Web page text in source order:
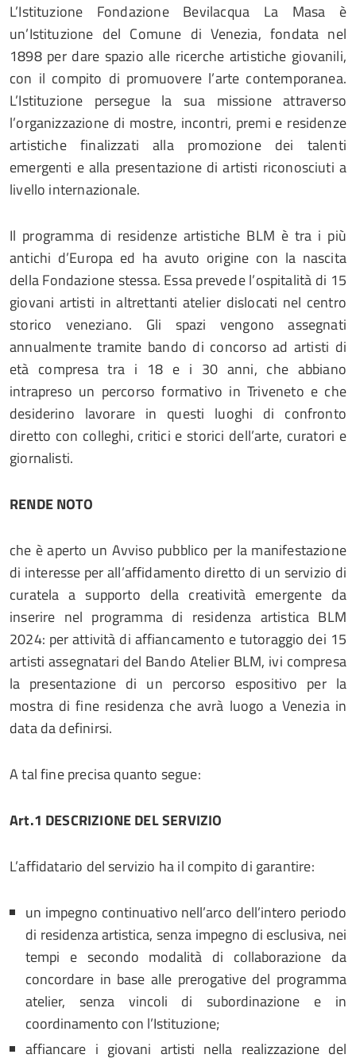
L’Istituzione Fondazione Bevilacqua La Masa è
un’Istituzione del Comune di Venezia, fondata nel
1898 per dare spazio alle ricerche artistiche giovanili,
con il compito di promuovere l’arte contemporanea.
L’Istituzione persegue la sua missione attraverso
l’organizzazione di mostre, incontri, premi e residenze
artistiche finalizzati alla promozione dei talenti
emergenti e alla presentazione di artisti riconosciuti a
livello internazionale.
Il programma di residenze artistiche BLM è tra i più
antichi d’Europa ed ha avuto origine con la nascita
della Fondazione stessa. Essa prevede l’ospitalità di 15
giovani artisti in altrettanti atelier dislocati nel centro
storico veneziano. Gli spazi vengono assegnati
annualmente tramite bando di concorso ad artisti di
età compresa tra i 18 e i 30 anni, che abbiano
intrapreso un percorso formativo in Triveneto e che
desiderino lavorare in questi luoghi di confronto
diretto con colleghi, critici e storici dell’arte, curatori e
giornalisti.
RENDE NOTO
che è aperto un Avviso pubblico per la manifestazione
di interesse per all’affidamento diretto di un servizio di
curatela a supporto della creatività emergente da
inserire nel programma di residenza artistica BLM
2024: per attività di affiancamento e tutoraggio dei 15
artisti assegnatari del Bando Atelier BLM, ivi compresa
la presentazione di un percorso espositivo per la
mostra di fine residenza che avrà luogo a Venezia in
data da definirsi.
A tal fine precisa quanto segue:
Art.1 DESCRIZIONE DEL SERVIZIO
L’affidatario del servizio ha il compito di garantire:
un impegno continuativo nell’arco dell’intero periodo
di residenza artistica, senza impegno di esclusiva, nei
tempi e secondo modalità di collaborazione da
concordare in base alle prerogative del programma
atelier, senza vincoli di subordinazione e in
coordinamento con l’Istituzione;
affiancare i giovani artisti nella realizzazione del